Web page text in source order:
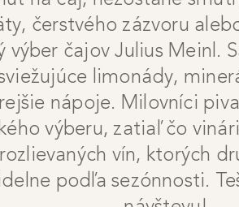
čerstvého zázvoru
výber čajov Julius Meinl.
limonády,
nápoje. Milovníci
výberu, zatiaľ čo
rozlievaných vín, ktorých
podľa sezónnosti.